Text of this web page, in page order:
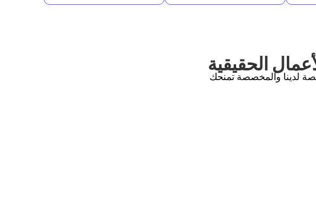
الحقيقية
لدينا والمخصصة تمنحك